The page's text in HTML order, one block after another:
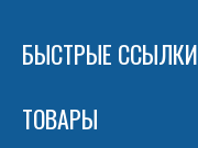
БЫСТРЫЕ ССЫЛКИ
ТОВАРЫ